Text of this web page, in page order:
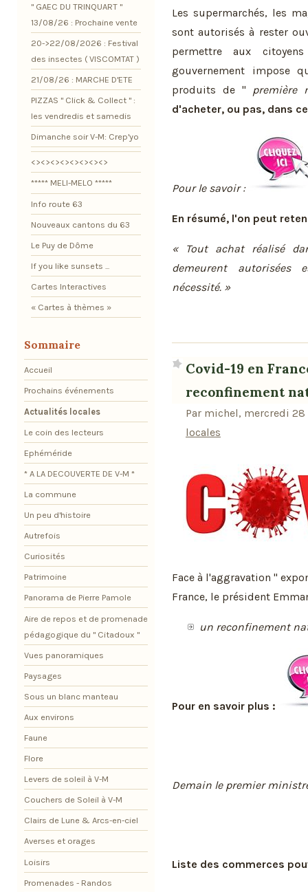
Les supermarchés, les
sont autorisés à rester
permettre aux
gouvernement impose
produits de " première
d'acheter, ou pas, dans
Pour le savoir :
En résumé, l'on peut
« Tout achat réalisé
demeurent autorisées
nécessité. »
Covid-19 en
reconfinement
Par michel, mercredi
locales
Face à l'aggravation "
France, le président
un reconfinement
Pour en savoir plus :
Demain le premier
Liste des commerces
" GAEC DU TRINQUART "
13/08/26 : Prochaine vente
20->22/08/2026 : Festival
des insectes ( VISCOMTAT )
21/08/26 : MARCHE D'ETE
PIZZAS " Click & Collect " :
les vendredis et samedis
Dimanche soir V-M: Crep'yo
<><><><><><><><>
***** MELI-MELO *****
Info route 63
Nouveaux cantons du 63
Le Puy de Dôme
If you like sunsets ...
Cartes Interactives
« Cartes à thèmes »
Sommaire
Accueil
Prochains événements
Actualités locales
Le coin des lecteurs
Ephéméride
* A LA DECOUVERTE DE V-M *
La commune
Un peu d'histoire
Autrefois
Curiosités
Patrimoine
Panorama de Pierre Pamole
Aire de repos et de promenade
pédagogique du " Citadoux "
Vues panoramiques
Paysages
Sous un blanc manteau
Aux environs
Faune
Flore
Levers de soleil à V-M
Couchers de Soleil à V-M
Clairs de Lune & Arcs-en-ciel
Averses et orages
Loisirs
Promenades - Randos